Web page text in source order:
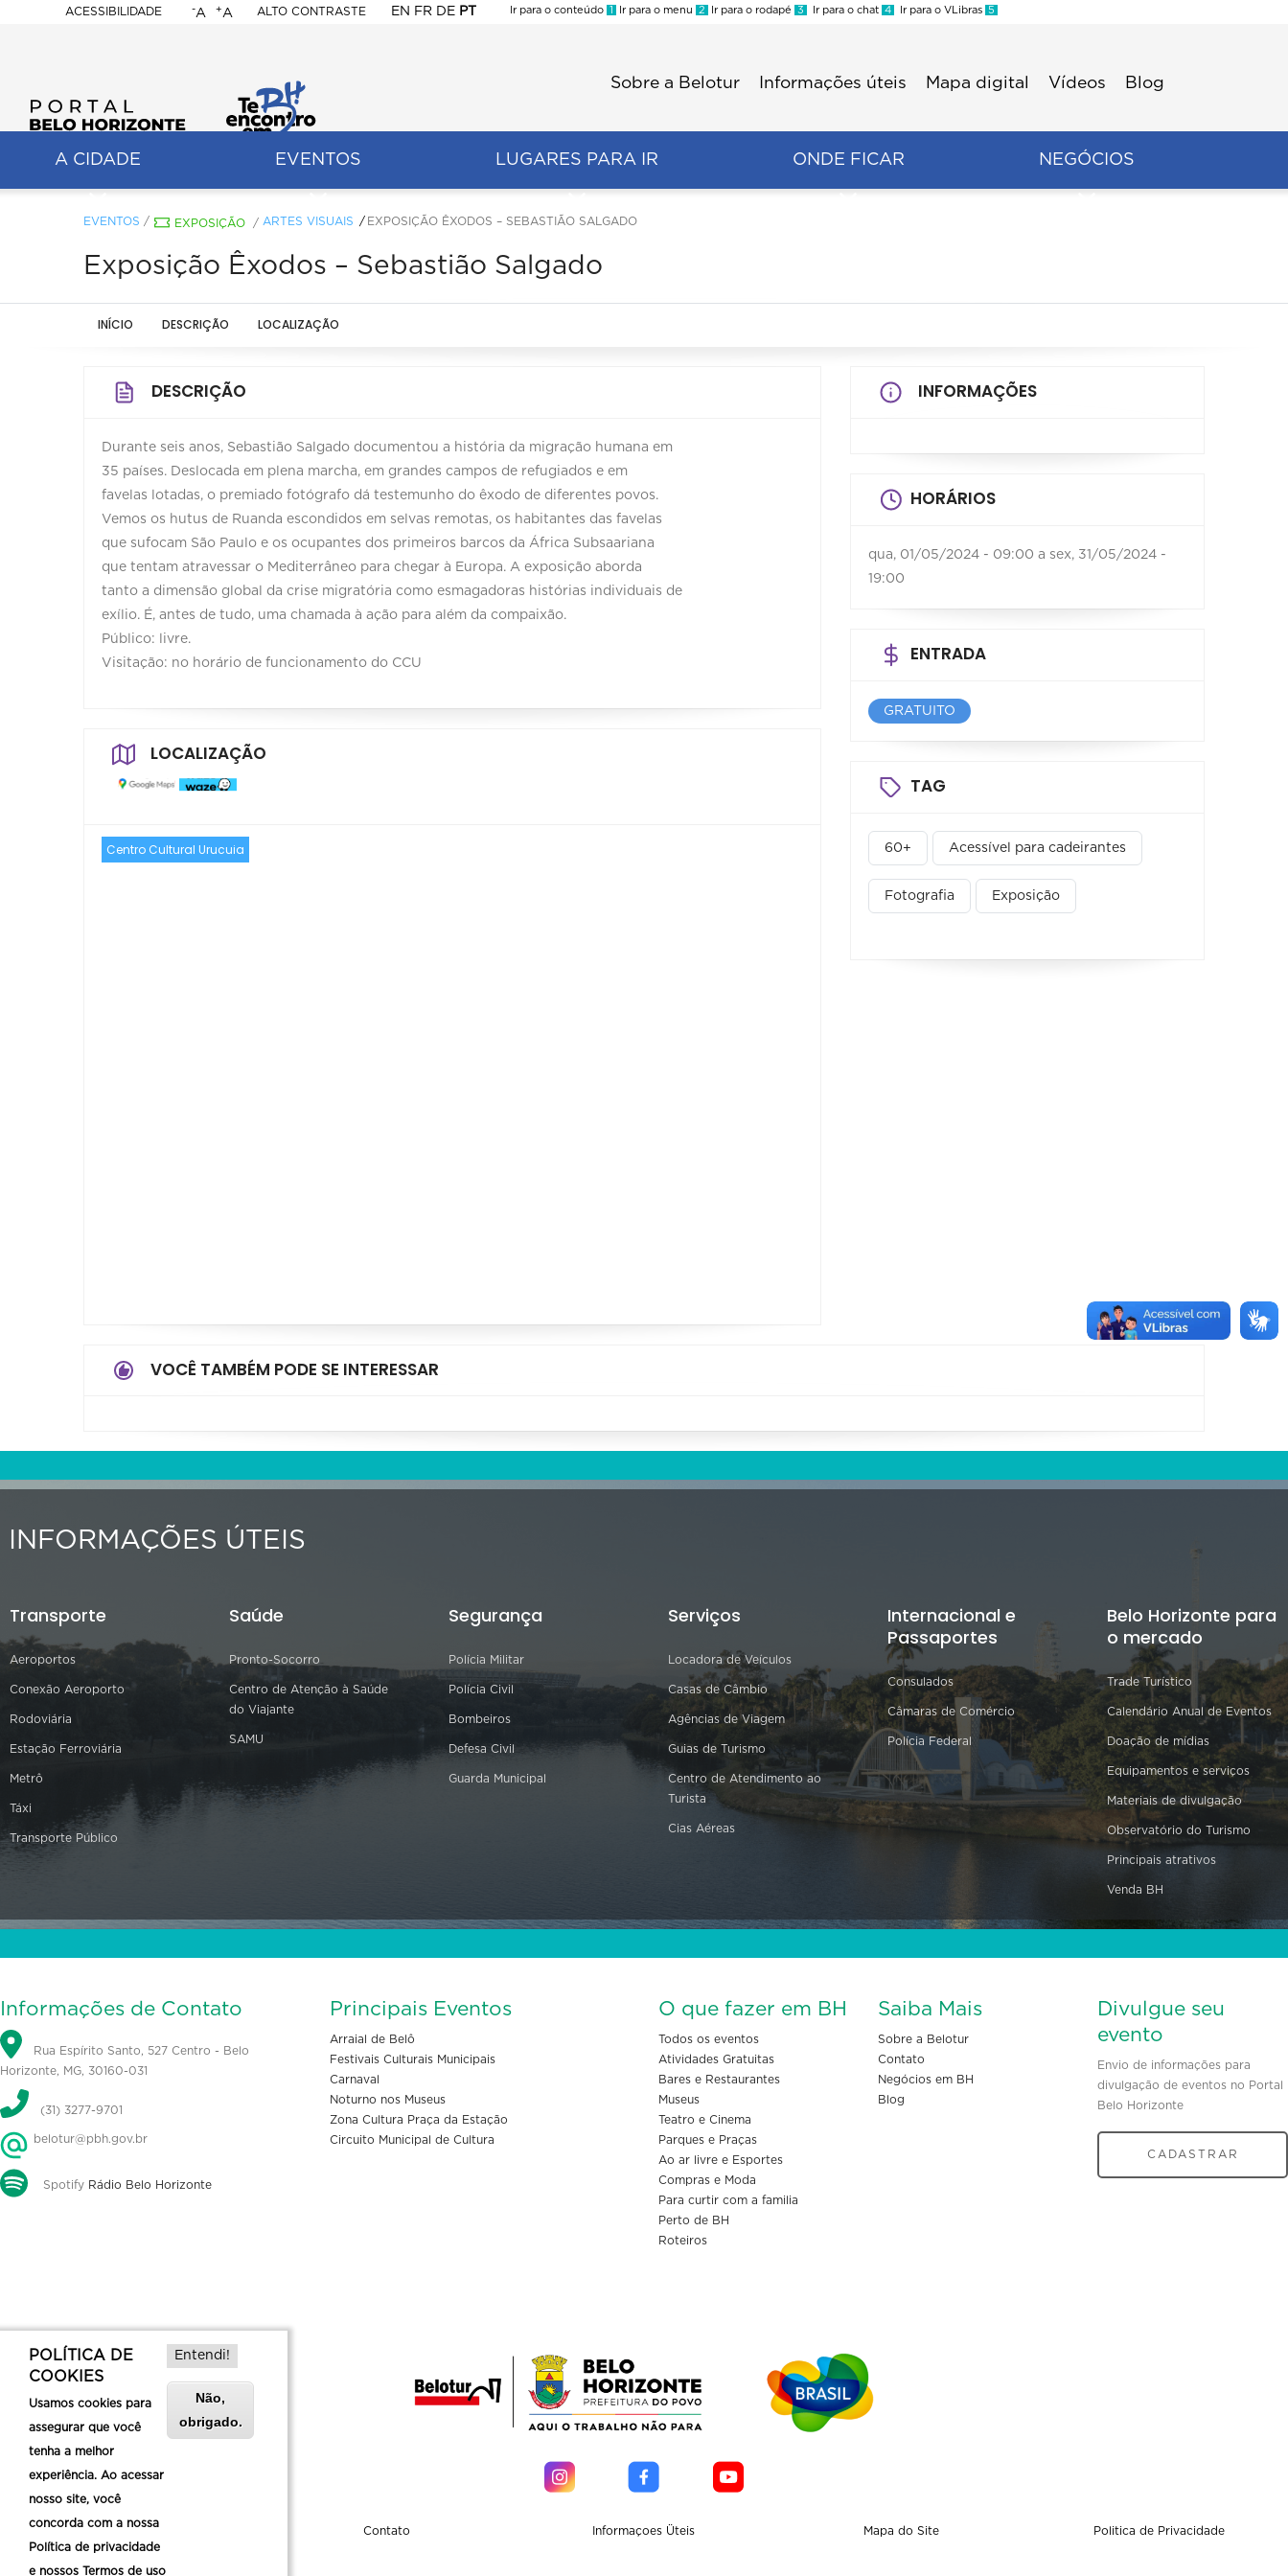
ACESSIBILIDADE
BELO
HORIZONTE
-A +A ALTO CONTRASTE EN FR DE PT
Ir para o conteúdo 1 Ir para o menu 2 Ir para o rodapé 3 Ir para o chat 4 Ir para o VLibras 5
Sobre a Belotur Informações úteis Mapa digital Vídeos Blog
A CIDADE EVENTOS LUGARES PARA IR ONDE FICAR NEGÓCIOS
EVENTOS / EXPOSIÇÃO / ARTES VISUAIS EXPOSIÇÃO ÊXODOS – SEBASTIÃO SALGADO
Exposição Êxodos – Sebastião Salgado
INÍCIO DESCRIÇÃO LOCALIZAÇÃO
DESCRIÇÃO
Durante seis anos, Sebastião Salgado documentou a história da migração humana em
35 países. Deslocada em plena marcha, em grandes campos de refugiados e em
favelas lotadas, o premiado fotógrafo dá testemunho do êxodo de diferentes povos.
Vemos os hutus de Ruanda escondidos em selvas remotas, os habitantes das favelas
que sufocam São Paulo e os ocupantes dos primeiros barcos da África Subsaariana
que tentam atravessar o Mediterrâneo para chegar à Europa. A exposição aborda
tanto a dimensão global da crise migratória como esmagadoras histórias individuais de
exílio. É, antes de tudo, uma chamada à ação para além da compaixão.
Público: livre.
Visitação: no horário de funcionamento do CCU
LOCALIZAÇÃO
Centro Cultural Urucuia
INFORMAÇÕES
HORÁRIOS
qua, 01/05/2024 - 09:00 a sex, 31/05/2024 -
19:00
ENTRADA
GRATUITO
TAG
60+ Acessível para cadeirantes
Fotografia Exposição
VOCÊ TAMBÉM PODE SE INTERESSAR
INFORMAÇÕES ÚTEIS
Transporte
Aeroportos
Conexão Aeroporto
Rodoviária
Estação Ferroviária
Metrô
Táxi
Transporte Público
Saúde
Pronto-Socorro
Centro de Atenção à Saúde
do Viajante
SAMU
Segurança
Polícia Militar
Polícia Civil
Bombeiros
Defesa Civil
Guarda Municipal
Serviços
Locadora de Veículos
Casas de Câmbio
Agências de Viagem
Guias de Turismo
Centro de Atendimento ao
Turista
Cias Aéreas
Internacional e
Passaportes
Consulados
Câmaras de Comércio
Polícia Federal
Belo Horizonte para
o mercado
Trade Turístico
Calendário Anual de Eventos
Doação de mídias
Equipamentos e serviços
Materiais de divulgação
Observatório do Turismo
Principais atrativos
Venda BH
Informações de Contato
Rua Espírito Santo, 527 Centro - Belo
Horizonte, MG, 30160-031
(31) 3277-9701
belotur@pbh.gov.br
Spotify Rádio Belo Horizonte
Principais Eventos
Arraial de Belô
Festivais Culturais Municipais
Carnaval
Noturno nos Museus
Zona Cultura Praça da Estação
Circuito Municipal de Cultura
O que fazer em BH
Todos os eventos
Atividades Gratuitas
Bares e Restaurantes
Museus
Teatro e Cinema
Parques e Praças
Ao ar livre e Esportes
Compras e Moda
Para curtir com a familia
Perto de BH
Roteiros
Saiba Mais
Sobre a Belotur
Contato
Negócios em BH
Blog
Divulgue seu
evento
Envio de informações para
divulgação de eventos no Portal
Belo Horizonte
CADASTRAR
Sobre a Belotur Contato Informaçoes Üteis Mapa do Site Politica de Privacidade
POLÍTICA DE
COOKIES
Usamos cookies para
assegurar que você
tenha a melhor
experiência. Ao acessar
nosso site, você
concorda com a nossa
Política de privacidade
e nossos Termos de uso
Entendi!
Não,
obrigado.